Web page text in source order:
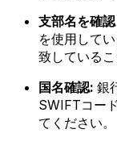
支部名を確
を使用して
致しているこ
国名確認: 銀
SWIFTコー
てください。